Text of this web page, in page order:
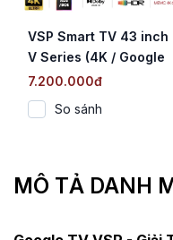
VSP Smart TV 43 inch
V Series (4K / Google
TV / HDR / MEMC /
DVB-T2)
7.200.000đ
So sánh
MÔ TẢ DANH